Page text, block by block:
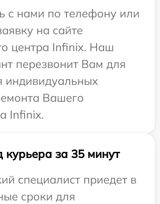
с нами по телефону или
на сайте
центра Infinix. Наш
перезвонит Вам для
индивидуальных
Вашего
Infinix.
курьера за 35 минут
специалист приедет в
сроки для